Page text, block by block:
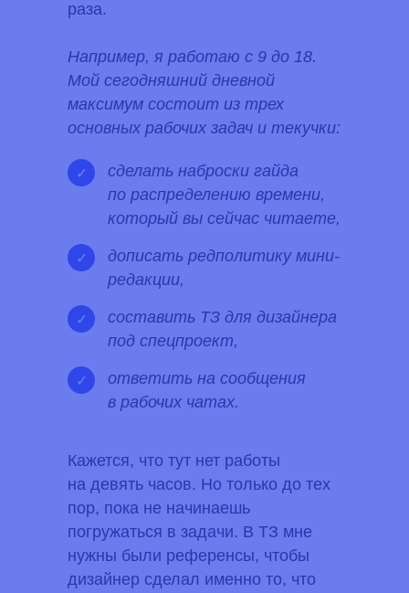
раза.
Например, я работаю с 9 до 18.
Мой сегодняшний дневной
максимум состоит из трех
основных рабочих задач и текучки:
✓
сделать наброски гайда
по распределению времени,
который вы сейчас читаете,
✓
дописать редполитику мини-
редакции,
✓
составить ТЗ для дизайнера
под спецпроект,
✓
ответить на сообщения
в рабочих чатах.
Кажется, что тут нет работы
на девять часов. Но только до тех
пор, пока не начинаешь
погружаться в задачи. В ТЗ мне
нужны были референсы, чтобы
дизайнер сделал именно то, что
РЫБА, 2025
Политика конфиденциальности
TELEGRAM
Партнерская
Курсы
Карьера
ЖИР
Рыба.fm